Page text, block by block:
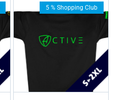
5 % Shopping Club